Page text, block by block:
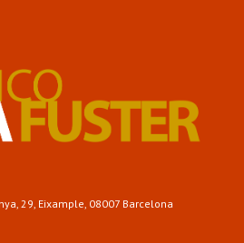
29, Eixample, 08007 Barcelona